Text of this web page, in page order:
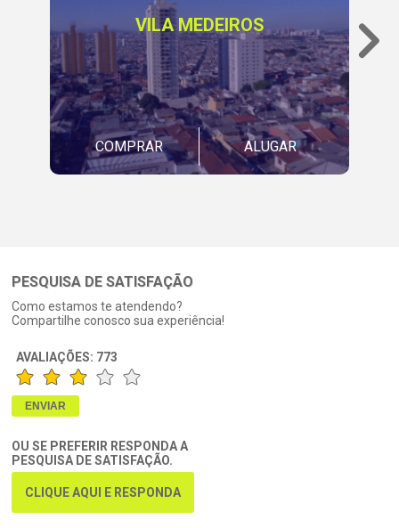
VILA MEDEIROS
COMPRAR ALUGAR
PESQUISA DE SATISFAÇÃO
Como estamos te atendendo?
Compartilhe conosco sua experiência!
AVALIAÇÕES: 773
OU SE PREFERIR RESPONDA A
PESQUISA DE SATISFAÇÃO.
CLIQUE AQUI E RESPONDA